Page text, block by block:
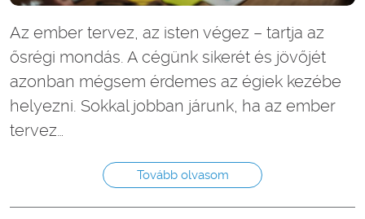
Az ember tervez, az isten végez – tartja az
ősrégi mondás. A cégünk sikerét és jövőjét
azonban mégsem érdemes az égiek kezébe
helyezni. Sokkal jobban járunk, ha az ember
tervez…
Tovább olvasom